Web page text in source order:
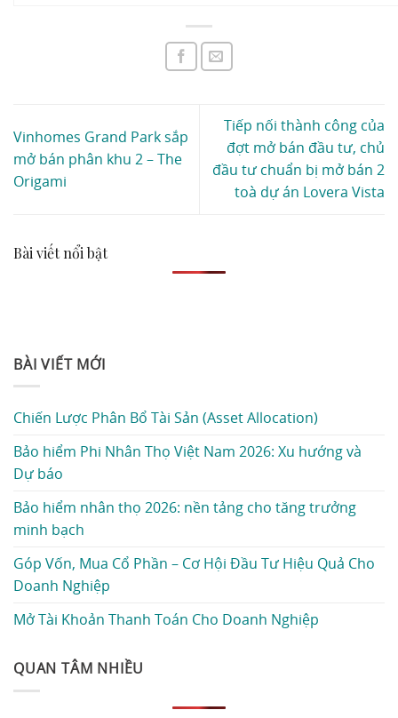
Vinhomes Grand Park sắp
mở bán phân khu 2 – The
Origami
Tiếp nối thành công của
đợt mở bán đầu tư, chủ
đầu tư chuẩn bị mở bán 2
toà dự án Lovera Vista
Bài viết nổi bật
BÀI VIẾT MỚI
Chiến Lược Phân Bổ Tài Sản (Asset Allocation)
Bảo hiểm Phi Nhân Thọ Việt Nam 2026: Xu hướng và
Dự báo
Bảo hiểm nhân thọ 2026: nền tảng cho tăng trưởng
minh bạch
Góp Vốn, Mua Cổ Phần – Cơ Hội Đầu Tư Hiệu Quả Cho
Doanh Nghiệp
Mở Tài Khoản Thanh Toán Cho Doanh Nghiệp
QUAN TÂM NHIỀU